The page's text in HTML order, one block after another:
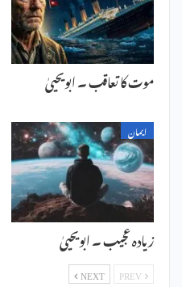
موت کا تعاقب ۔ ابویحییٰ
ایمان
زیادہ عجیب ۔ ابویحییٰ
NEXT